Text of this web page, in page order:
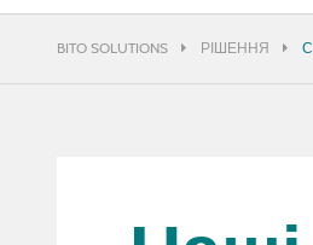
BITO SOLUTIONS РІШЕННЯ